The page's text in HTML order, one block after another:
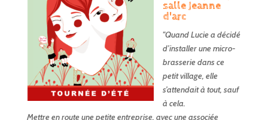
salle Jeanne
d'arc
"Quand Lucie a décidé
d’installer une micro-
brasserie dans ce
petit village, elle
s’attendait à tout, sauf
à cela.
Mettre en route une petite entreprise, avec une associée